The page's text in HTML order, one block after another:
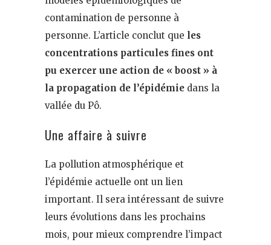
contamination de personne à
personne. L’article conclut que les
concentrations particules fines ont
pu exercer une action de « boost » à
la propagation de l’épidémie dans la
vallée du Pô.
Une affaire à suivre
La pollution atmosphérique et
l’épidémie actuelle ont un lien
important. Il sera intéressant de suivre
leurs évolutions dans les prochains
mois, pour mieux comprendre l’impact